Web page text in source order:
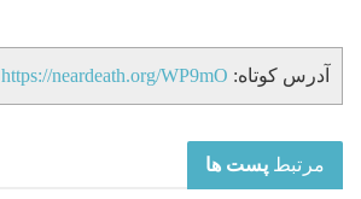
آدرس کوتاه: https://neardeath.org/WP9mO
مرتبط پست ها